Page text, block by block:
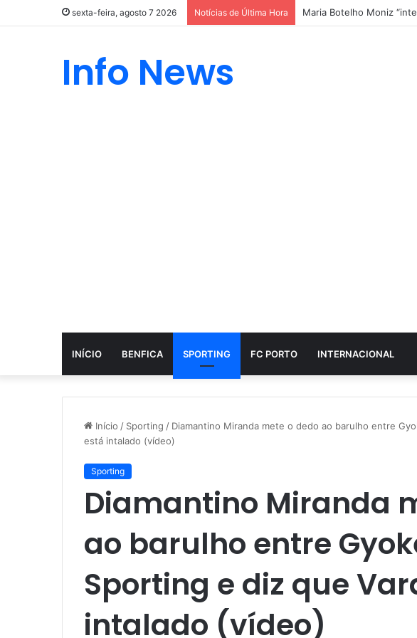
sexta-feira, agosto 7 2026 Notícias de Última Hora Maria Botelho Moniz
Info News
INÍCIO BENFICA SPORTING FC PORTO INTERNACIONAL
Início / Sporting / Diamantino Miranda mete o dedo ao barulho entre
está intalado (vídeo)
Sporting
Diamantino Miranda
ao barulho entre
Sporting e diz que
intalado (vídeo)